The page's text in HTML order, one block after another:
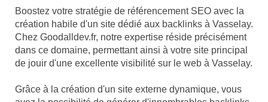
Boostez votre stratégie de référencement SEO avec la
création habile d'un site dédié aux backlinks à Vasselay.
Chez Goodalldev.fr, notre expertise réside précisément
dans ce domaine, permettant ainsi à votre site principal
de jouir d'une excellente visibilité sur le web à Vasselay.
Grâce à la création d'un site externe dynamique, vous